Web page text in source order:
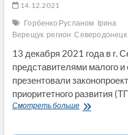
14.12.2021
Горбенко Русланом Ірина
Верещук регион Северодонецк
13 декабря 2021 года в г.
представителями малого
презентовали
приоритетного развития
Смотреть большеЗаживем